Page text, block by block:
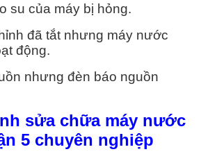
su của máy bị hỏng.
đã tắt nhưng máy nước
động.
nhưng đèn báo nguồn
sửa chữa máy nước
5 chuyên nghiệp